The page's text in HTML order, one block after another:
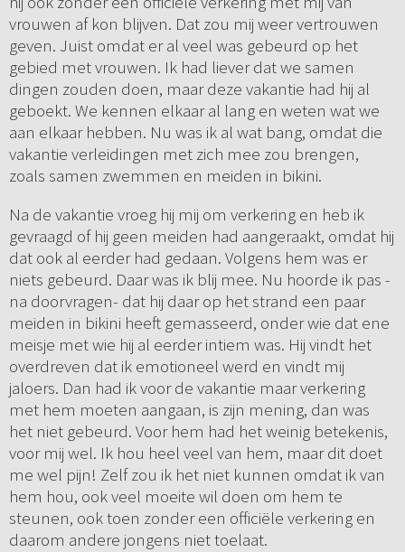
vrouwen af kon blijven. Dat zou mij weer vertrouwen
geven. Juist omdat er al veel was gebeurd op het
gebied met vrouwen. Ik had liever dat we samen
dingen zouden doen, maar deze vakantie had hij al
geboekt. We kennen elkaar al lang en weten wat we
aan elkaar hebben. Nu was ik al wat bang, omdat die
vakantie verleidingen met zich mee zou brengen,
zoals samen zwemmen en meiden in bikini.
Na de vakantie vroeg hij mij om verkering en heb ik
gevraagd of hij geen meiden had aangeraakt, omdat hij
dat ook al eerder had gedaan. Volgens hem was er
niets gebeurd. Daar was ik blij mee. Nu hoorde ik pas -
na doorvragen- dat hij daar op het strand een paar
meiden in bikini heeft gemasseerd, onder wie dat ene
meisje met wie hij al eerder intiem was. Hij vindt het
overdreven dat ik emotioneel werd en vindt mij
jaloers. Dan had ik voor de vakantie maar verkering
met hem moeten aangaan, is zijn mening, dan was
het niet gebeurd. Voor hem had het weinig betekenis,
voor mij wel. Ik hou heel veel van hem, maar dit doet
me wel pijn! Zelf zou ik het niet kunnen omdat ik van
hem hou, ook veel moeite wil doen om hem te
steunen, ook toen zonder een officiële verkering en
daarom andere jongens niet toelaat.